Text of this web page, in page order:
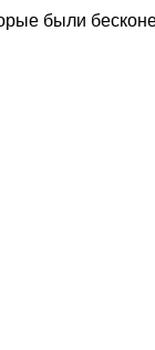
были